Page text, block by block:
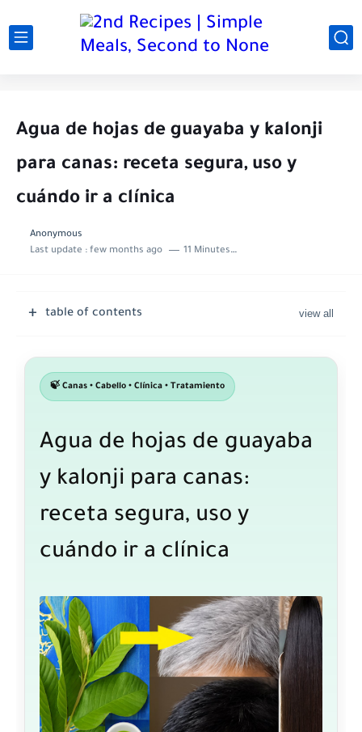
Agua de hojas de guayaba y kalonji
para canas: receta segura, uso y
cuándo ir a clínica
Anonymous
Last update : few months ago 11 Minutes to read
table of contents
🍃 Canas • Cabello • Clínica • Tratamiento
Agua de hojas de guayaba
y kalonji para canas:
receta segura, uso y
cuándo ir a clínica